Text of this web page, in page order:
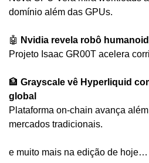
domínio além das GPUs.
🤖 Nvidia revela robô
Projeto Isaac GR00T acelera
🏦 Grayscale vê Hyperliquid
global
Plataforma on-chain avança
mercados tradicionais.
e muito mais na edição de hoje…